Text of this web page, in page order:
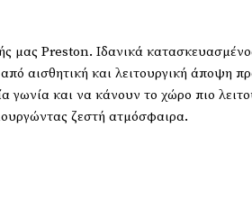
Preston. Ιδανικά
αισθητική και λειτουργική άποψη
και να κάνουν το χώρο πιο
ζεστή ατμόσφαιρα.